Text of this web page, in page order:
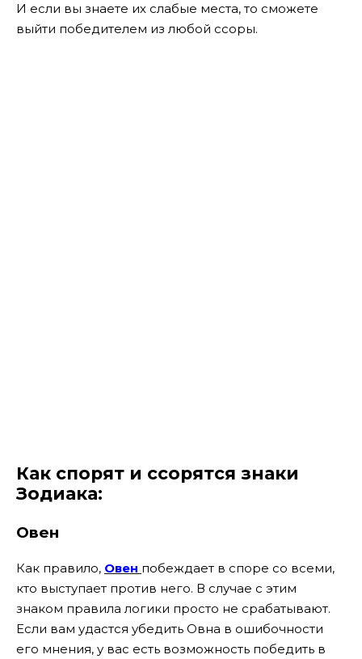
И если вы знаете их слабые места, то сможете
выйти победителем из любой ссоры.
Как спорят и ссорятся знаки
Зодиака:
Овен
Как правило, Овен побеждает в споре со всеми,
кто выступает против него. В случае с этим
знаком правила логики просто не срабатывают.
Если вам удастся убедить Овна в ошибочности
его мнения, у вас есть возможность победить в